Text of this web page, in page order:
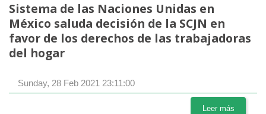
Sistema de las Naciones Unidas en
México saluda decisión de la SCJN en
favor de los derechos de las trabajadoras
del hogar
Sunday, 28 Feb 2021 23:11:00
Leer más